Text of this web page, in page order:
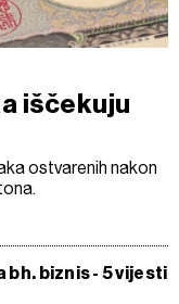
iščekuju
ostvarenih nakon
biznis - 5 vijesti